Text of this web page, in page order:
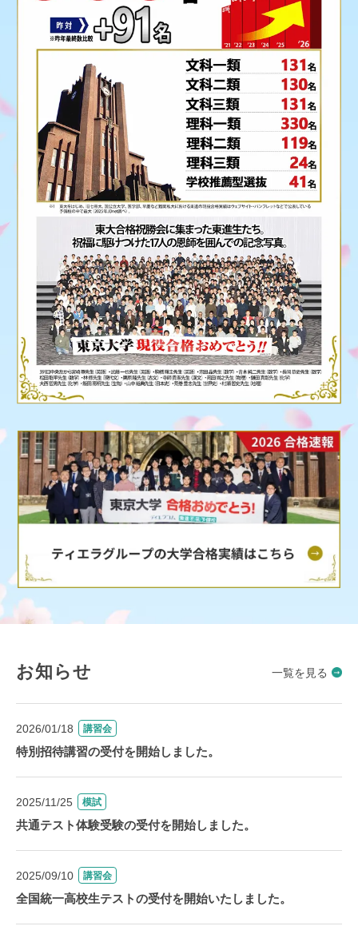
お知らせ 一覧を見る
2026/01/18 講習会
特別招待講習の受付を開始しました。
2025/11/25 模試
共通テスト体験受験の受付を開始しました。
2025/09/10 講習会
全国統一高校生テストの受付を開始いたしました。